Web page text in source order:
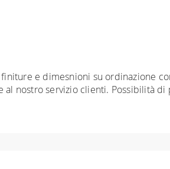
e dimesnioni su ordinazione
nostro servizio clienti. Possibilità